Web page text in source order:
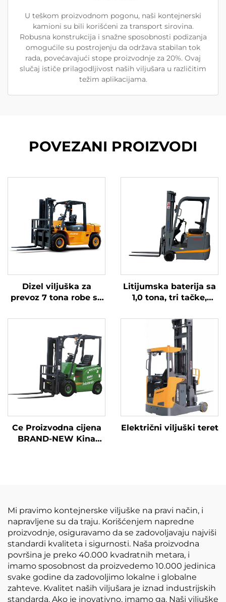
U teškom proizvodnom pogonu, naši kontejnerski
kamioni su bili korišćeni za transport sirovina.
Robusna konstrukcija i snažne sposobnosti podizanja
omogućile su postrojenju da održava stabilan tok
rada, povećavajući stope proizvodnje za 20%. Ovaj
slučaj ističe prilagodljivost naših viljušara u različitim
težim aplikacijama.
POVEZANI PROIZVODI
Dizel viljuška za
prevoz 7 tona robe sa
istovarom do 7 m
Litijumska baterija sa
1,0 tona, tri tačke,
litijumska baterija,
napravljena u Kini, je
razumno cijenjena.
Ce Proizvodna cijena
BRAND-NEW Kina
Električni viljuški teret
Mi pravimo kontejnerske viljuške na pravi način, i
napravljene su da traju. Korišćenjem napredne
proizvodnje, osiguravamo da se zadovoljavaju najviši
standardi kvaliteta i sigurnosti. Naša proizvodna
površina je preko 40.000 kvadratnih metara, i
imamo sposobnost da proizvedemo 10.000 jedinica
svake godine da zadovoljimo lokalne i globalne
zahteve. Kvalitet naših viljušara je iznad industrijskih
standarda. Ako je inovativno, imamo ga. Naši viljuške